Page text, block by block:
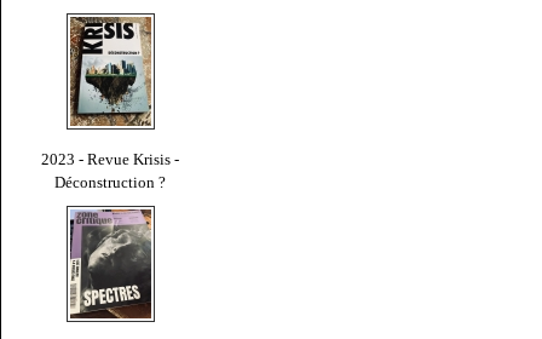
2023 - Revue Krisis -
Déconstruction ?